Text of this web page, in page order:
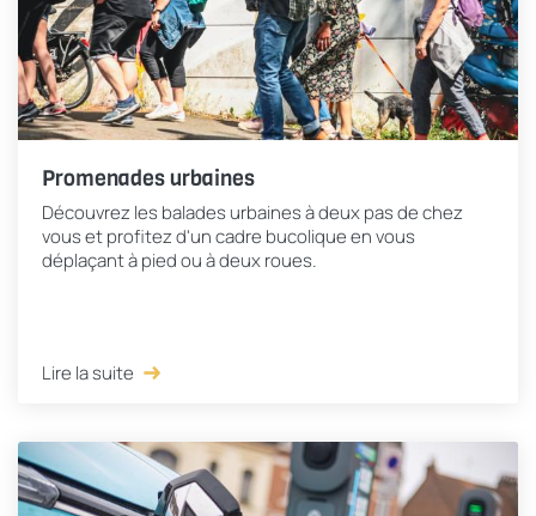
Promenades urbaines
Découvrez les balades urbaines à deux pas de chez
vous et profitez d'un cadre bucolique en vous
déplaçant à pied ou à deux roues.
Lire la suite